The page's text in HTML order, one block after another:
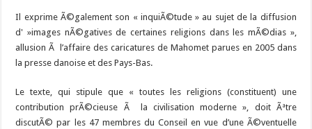
Il exprime Ã©galement son « inquiÃ©tude » au sujet de la diffusion
d' »images nÃ©gatives de certaines religions dans les mÃ©dias »,
allusion Ã l’affaire des caricatures de Mahomet parues en 2005 dans
la presse danoise et des Pays-Bas.
Le texte, qui stipule que « toutes les religions (constituent) une
contribution prÃ©cieuse Ã la civilisation moderne », doit Ãªtre
discutÃ© par les 47 membres du Conseil en vue d’une Ã©ventuelle